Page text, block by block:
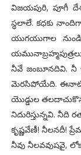
విజయపురి, పూగీ
స్ధలాలే. కధకు
యుగయుగాల నుండి
నీవే జంబూనదివి. నీ
మెరసిపోయేది. ఈనాటికి
యొడ్డుల
నిదురిస్తున్నవి. నీది
కృష్ణవేణీ! నీలనదీ!
నీవు నీలవవుషవై,